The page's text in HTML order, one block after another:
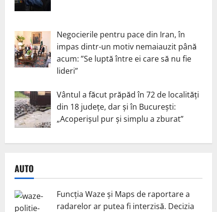
Negocierile pentru pace din Iran, în
impas dintr-un motiv nemaiauzit până
acum: ”Se luptă între ei care să nu fie
lideri”
Vântul a făcut prăpăd în 72 de localități
din 18 județe, dar și în București:
„Acoperișul pur și simplu a zburat”
AUTO
Funcția Waze și Maps de raportare a
radarelor ar putea fi interzisă. Decizia